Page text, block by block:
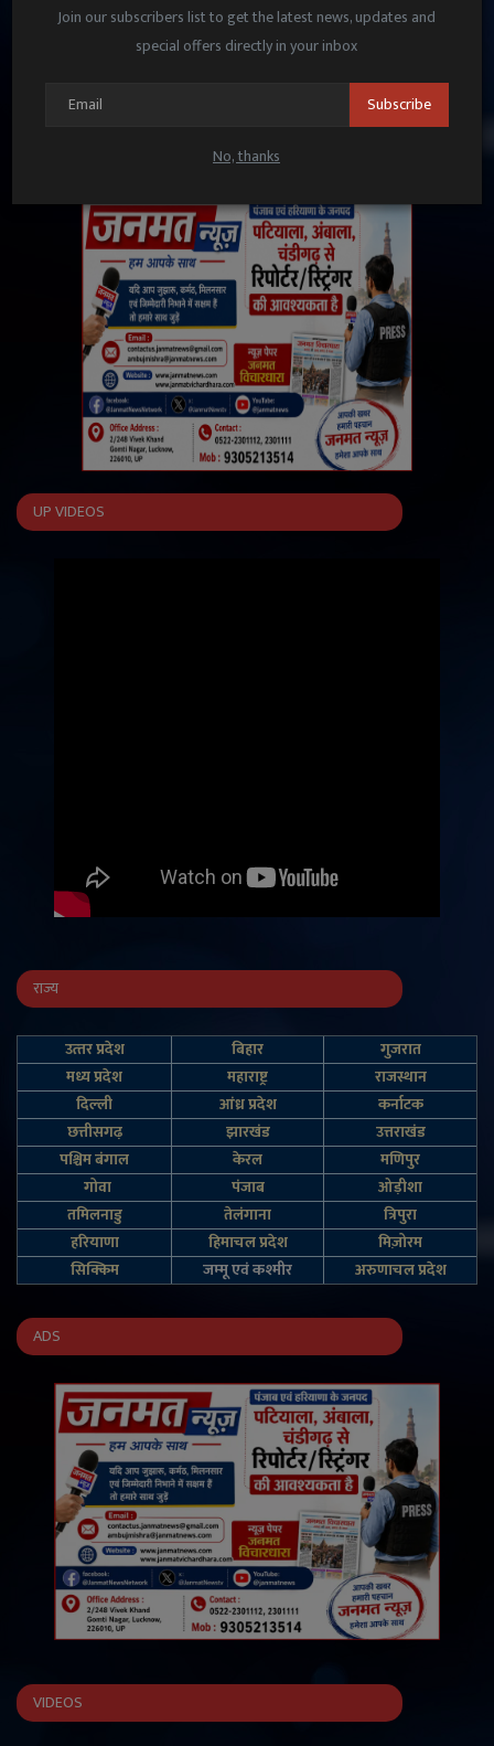
Join our subscribers list to get the latest news, updates and
special offers directly in your inbox
Subscribe
No, thanks
BSNL ने पेश किया लॉन्ग वैलिडिटी प्लान, Jio-Airtel को दी
Janmat News Apr 14, 2025
UP VIDEOS
राज्य
उत्‍तर प्रदेश बिहार
गुजरात
मध्य प्रदेश
महाराष्ट्र
राजस्थान
दिल्‍ली
आंध्र प्रदेश
कर्नाटक
छत्तीसगढ़
झारखंड
उत्तराखंड
पश्चिम बंगाल
केरल
मणिपुर
गोवा
पंजाब
ओड़ीशा
तमिलनाडु
तेलंगाना
त्रिपुरा
हरियाणा
हिमाचल प्रदेश
मिज़ोरम
सिक्किम
जम्‍मू एवं कश्‍मीर अरुणाचल प्रदेश
ADS
VIDEOS